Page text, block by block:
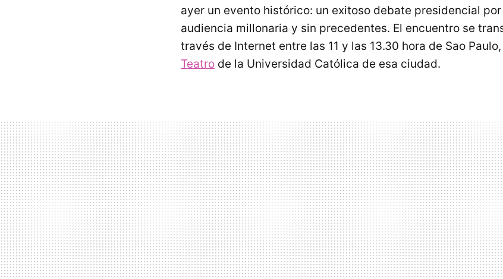
ayer un evento histórico: un exitoso debate presidencial
audiencia millonaria y sin precedentes. El encuentro se
través de Internet entre las 11 y las 13.30 hora de Sao
Teatro de la Universidad Católica de esa ciudad.